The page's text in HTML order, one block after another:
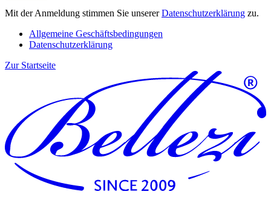
Mit der Anmeldung stimmen Sie unsererDatenschutzerklärung zu.
Allgemeine Geschäftsbedingungen
Datenschutzerklärung
Zur Startseite